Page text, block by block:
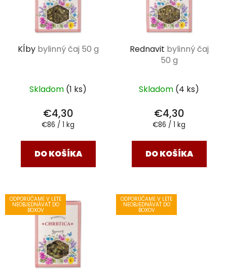
Kĺby bylinný čaj 50 g
Skladom (1 ks)
€4,30
Jednotková
€86 / 1 kg
DO KOŠÍKA
Rednavit bylinný čaj
50 g
Skladom (4 ks)
€4,30
Jednotková
€86 / 1 kg
DO KOŠÍKA
ODPORÚČAME V LETE
NEOBJEDNÁVAŤ DO
BOXOV
ODPORÚČAME V LETE
NEOBJEDNÁVAŤ DO
BOXOV